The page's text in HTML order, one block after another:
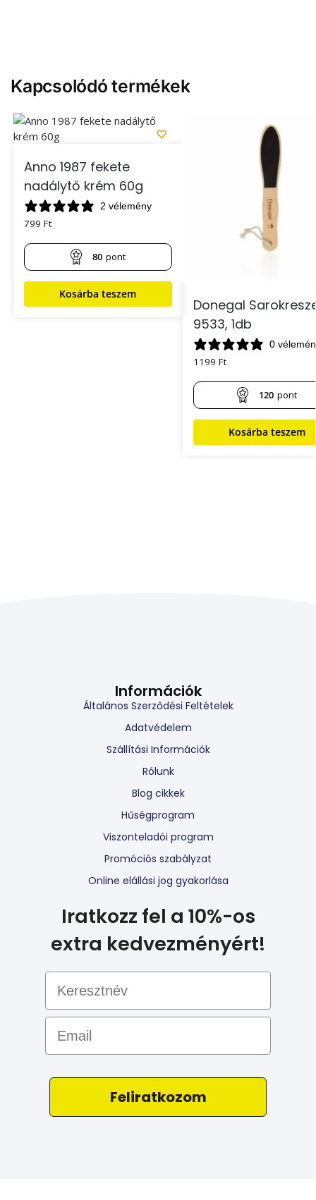
Kapcsolódó termékek
Anno 1987 fekete
nadálytő krém 60g
2 vélemény
799 Ft
80 pont
Kosárba teszem
Donegal
9533, 1db
0
1199 Ft
120 pont
Kosárba teszem
Információk
Általános Szerződési Feltételek
Adatvédelem
Szállítási Információk
Rólunk
Blog cikkek
Hűségprogram
Viszonteladói program
Promóciós szabályzat
Online elállási jog gyakorlása
Iratkozz fel a 10%-os
extra kedvezményért!
Email
Feliratkozom